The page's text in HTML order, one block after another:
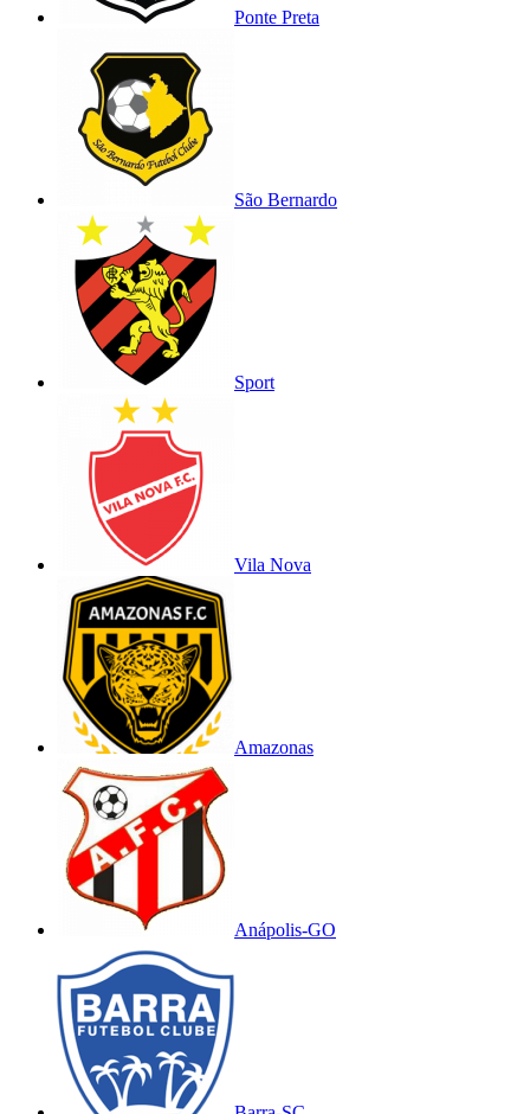
Ponte Preta
São Bernardo
Sport
Vila Nova
Amazonas
Anápolis-GO